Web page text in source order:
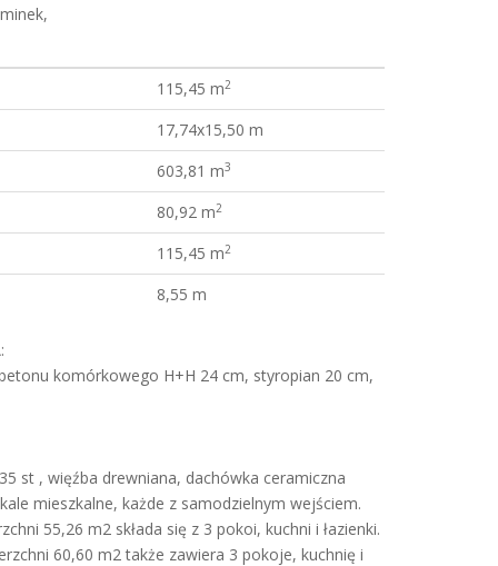
115,45 m2
17,74x15,50 m
603,81 m3
80,92 m2
115,45 m2
8,55 m
komórkowego H+H 24 cm, styropian 20 cm,
st , więźba drewniana, dachówka ceramiczna
mieszkalne, każde z samodzielnym wejściem.
55,26 m2 składa się z 3 pokoi, kuchni i łazienki.
60,60 m2 także zawiera 3 pokoje, kuchnię i